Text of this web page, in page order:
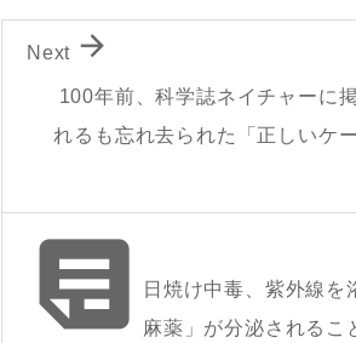
100年前、科学誌ネイチャーに
れるも忘れ去られた「正しいケ

Next

日焼け中毒、紫外線を
麻薬」が分泌されるこ